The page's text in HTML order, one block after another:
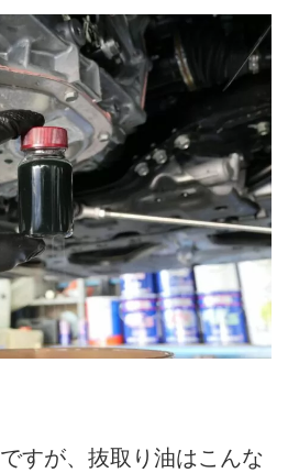
ですが、抜取り油はこんな